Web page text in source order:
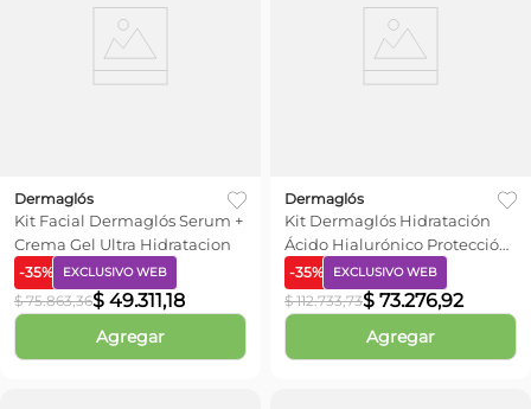
Dermaglós
Kit Facial Dermaglós Serum +
Crema Gel Ultra Hidratacion
-35% EXCLUSIVO WEB
$ 75.863,36$ 49.311,18
Agregar
Dermaglós
Kit Dermaglós Hidratación
Ácido Hialurónico Protección
Solar
-35% EXCLUSIVO WEB
$ 112.733,73$ 73.276,92
Agregar